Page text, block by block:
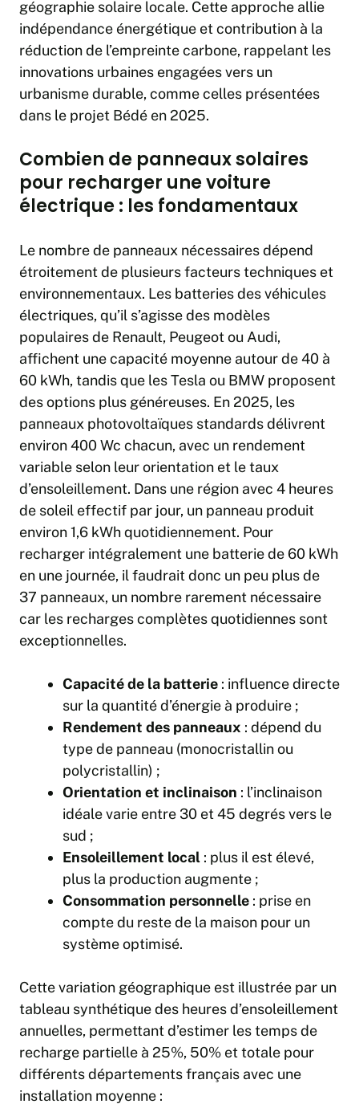
géographie solaire locale. Cette approche allie
indépendance énergétique et contribution à la
réduction de l’empreinte carbone, rappelant les
innovations urbaines engagées vers un
urbanisme durable, comme celles présentées
dans le projet Bédé en 2025.
Combien de panneaux solaires
pour recharger une voiture
électrique : les fondamentaux
Le nombre de panneaux nécessaires dépend
étroitement de plusieurs facteurs techniques et
environnementaux. Les batteries des véhicules
électriques, qu’il s’agisse des modèles
populaires de Renault, Peugeot ou Audi,
affichent une capacité moyenne autour de 40 à
60 kWh, tandis que les Tesla ou BMW proposent
des options plus généreuses. En 2025, les
panneaux photovoltaïques standards délivrent
environ 400 Wc chacun, avec un rendement
variable selon leur orientation et le taux
d’ensoleillement. Dans une région avec 4 heures
de soleil effectif par jour, un panneau produit
environ 1,6 kWh quotidiennement. Pour
recharger intégralement une batterie de 60 kWh
en une journée, il faudrait donc un peu plus de
37 panneaux, un nombre rarement nécessaire
car les recharges complètes quotidiennes sont
exceptionnelles.
Capacité de la batterie : influence directe
sur la quantité d’énergie à produire ;
Rendement des panneaux : dépend du
type de panneau (monocristallin ou
polycristallin) ;
Orientation et inclinaison : l’inclinaison
idéale varie entre 30 et 45 degrés vers le
sud ;
Ensoleillement local : plus il est élevé,
plus la production augmente ;
Consommation personnelle : prise en
compte du reste de la maison pour un
système optimisé.
Cette variation géographique est illustrée par un
tableau synthétique des heures d’ensoleillement
annuelles, permettant d’estimer les temps de
recharge partielle à 25%, 50% et totale pour
différents départements français avec une
installation moyenne :